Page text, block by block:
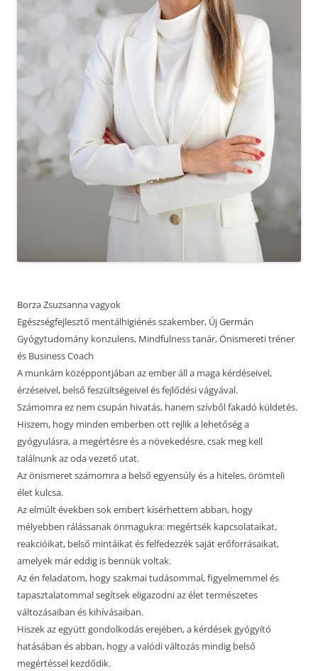
Borza Zsuzsanna vagyok
Egészségfejlesztő mentálhigiénés szakember, Új Germán
Gyógytudomány konzulens, Mindfulness tanár, Önismereti tréner
és Business Coach
A munkám középpontjában az ember áll a maga kérdéseivel,
érzéseivel, belső feszültségeivel és fejlődési vágyával.
Számomra ez nem csupán hivatás, hanem szívből fakadó küldetés.
Hiszem, hogy minden emberben ott rejlik a lehetőség a
gyógyulásra, a megértésre és a növekedésre, csak meg kell
találnunk az oda vezető utat.
Az önismeret számomra a belső egyensúly és a hiteles, örömteli
élet kulcsa.
Az elmúlt években sok embert kísérhettem abban, hogy
mélyebben rálássanak önmagukra: megértsék kapcsolataikat,
reakcióikat, belső mintáikat és felfedezzék saját erőforrásaikat,
amelyek már eddig is bennük voltak.
Az én feladatom, hogy szakmai tudásommal, figyelmemmel és
tapasztalatommal segítsek eligazodni az élet természetes
változásaiban és kihívásaiban.
Hiszek az együtt gondolkodás erejében, a kérdések gyógyító
hatásában és abban, hogy a valódi változás mindig belső
megértéssel kezdődik.